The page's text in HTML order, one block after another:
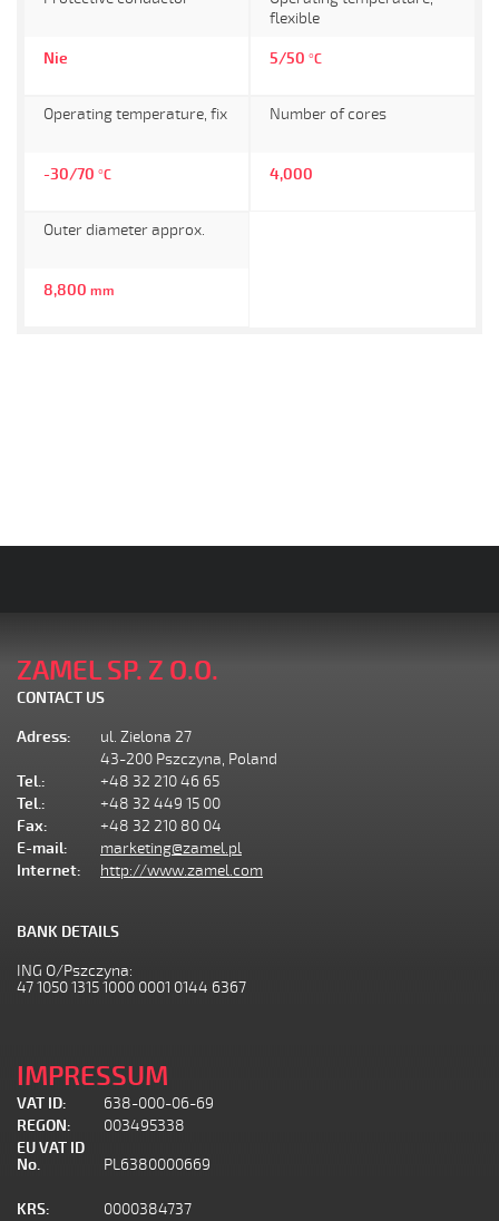
Nie
flexible
5/50 °C
Operating temperature, fix
-30/70 °C
Number of cores
4,000
Outer diameter approx.
8,800 mm
ZAMEL SP. Z O.O.
CONTACT US
Adress:
ul. Zielona 27
43-200 Pszczyna, Poland
Tel.:
+48 32 210 46 65
Tel.:
+48 32 449 15 00
Fax:
+48 32 210 80 04
E-mail:
marketing@zamel.pl
Internet:
http://www.zamel.com
BANK DETAILS
ING O/Pszczyna:
47 1050 1315 1000 0001 0144 6367
IMPRESSUM
VAT ID:
638-000-06-69
REGON:
003495338
EU VAT ID
No.
PL6380000669
KRS:
0000384737